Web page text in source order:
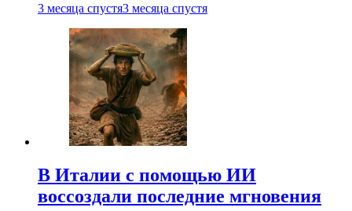
3 месяца спустя3 месяца спустя
В Италии с помощью ИИ
воссоздали последние мгновения